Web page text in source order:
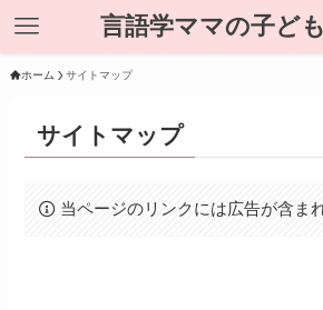
言語学ママの子ど
ホーム サイトマップ
サイトマップ
当ページのリンクには広告が含ま